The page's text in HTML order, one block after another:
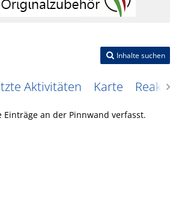
Inhalte suchen
Aktivitäten Karte
Einträge an der Pinnwand verfasst.